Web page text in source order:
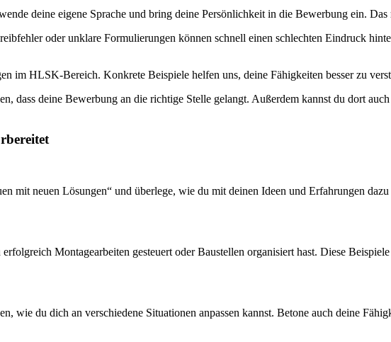
deine eigene Sprache und bring deine Persönlichkeit in die Bewerbung ein. Das
oder unklare Formulierungen können schnell einen schlechten Eindruck
im HLSK-Bereich. Konkrete Beispiele helfen uns, deine Fähigkeiten besser zu
dass deine Bewerbung an die richtige Stelle gelangt. Außerdem kannst du dort
mit neuen Lösungen“ und überlege, wie du mit deinen Ideen und Erfahrungen
Montagearbeiten gesteuert oder Baustellen organisiert hast. Diese
du dich an verschiedene Situationen anpassen kannst. Betone auch deine